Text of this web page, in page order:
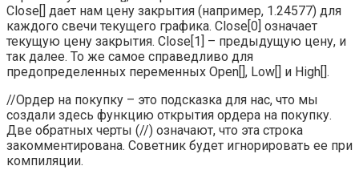
Close[] дает нам цену закрытия (например, 1.24577) для
каждого свечи текущего графика. Close[0] означает
текущую цену закрытия. Close[1] – предыдущую цену, и
так далее. То же самое справедливо для
предопределенных переменных Open[], Low[] и High[].
//Ордер на покупку – это подсказка для нас, что мы
создали здесь функцию открытия ордера на покупку.
Две обратных черты (//) означают, что эта строка
закомментирована. Советник будет игнорировать ее при
компиляции.